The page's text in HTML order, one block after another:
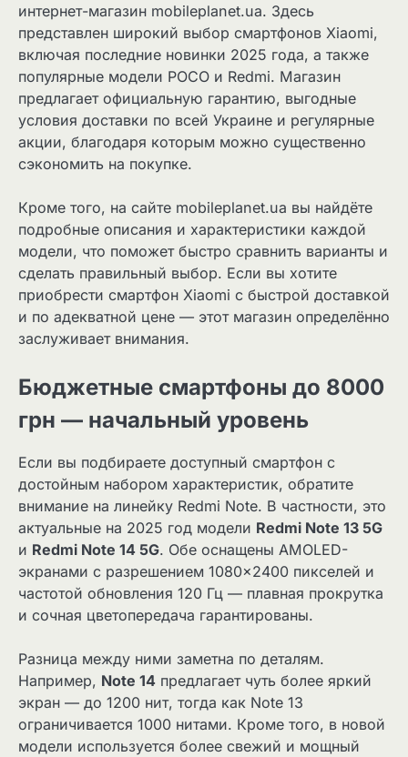
интернет-магазин mobileplanet.ua. Здесь
представлен широкий выбор смартфонов Xiaomi,
включая последние новинки 2025 года, а также
популярные модели POCO и Redmi. Магазин
предлагает официальную гарантию, выгодные
условия доставки по всей Украине и регулярные
акции, благодаря которым можно существенно
сэкономить на покупке.
Кроме того, на сайте mobileplanet.ua вы найдёте
подробные описания и характеристики каждой
модели, что поможет быстро сравнить варианты и
сделать правильный выбор. Если вы хотите
приобрести смартфон Xiaomi с быстрой доставкой
и по адекватной цене — этот магазин определённо
заслуживает внимания.
Бюджетные смартфоны до 8000
грн — начальный уровень
Если вы подбираете доступный смартфон с
достойным набором характеристик, обратите
внимание на линейку Redmi Note. В частности, это
актуальные на 2025 год модели Redmi Note 13 5G
и Redmi Note 14 5G. Обе оснащены AMOLED-
экранами с разрешением 1080×2400 пикселей и
частотой обновления 120 Гц — плавная прокрутка
и сочная цветопередача гарантированы.
Разница между ними заметна по деталям.
Например, Note 14 предлагает чуть более яркий
экран — до 1200 нит, тогда как Note 13
ограничивается 1000 нитами. Кроме того, в новой
модели используется более свежий и мощный